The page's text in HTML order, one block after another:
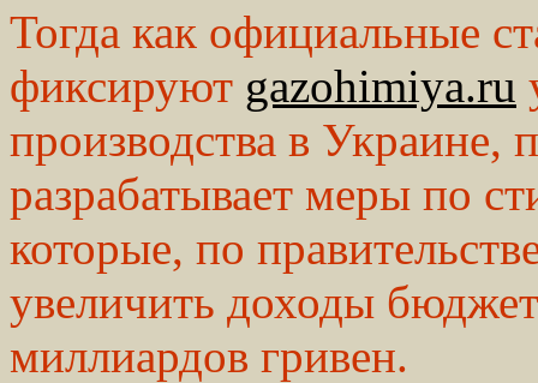
Тогда как официальные
фиксируют gazohimiya.ru
производства в Украине,
разрабатывает меры по
которые, по
увеличить доходы
миллиардов гривен.